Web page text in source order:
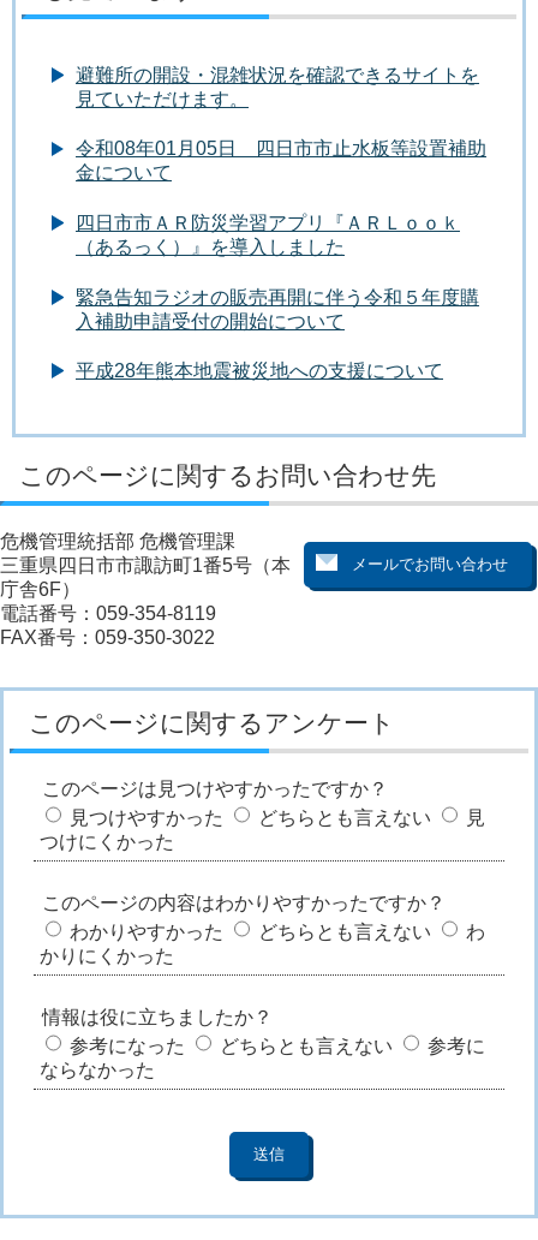
避難所の開設・混雑状況を確認できるサイトを
見ていただけます。
令和08年01月05日 四日市市止水板等設置補助
金について
四日市市ＡＲ防災学習アプリ『ＡＲＬｏｏｋ
（あるっく）』を導入しました
緊急告知ラジオの販売再開に伴う令和５年度購
入補助申請受付の開始について
平成28年熊本地震被災地への支援について
このページに関するお問い合わせ先
危機管理統括部 危機管理課
三重県四日市市諏訪町1番5号（本
庁舎6F）
電話番号：059-354-8119
FAX番号：059-350-3022
このページに関するアンケート
このページは見つけやすかったですか？
見つけやすかった
どちらとも言えない
見
つけにくかった
このページの内容はわかりやすかったですか？
わかりやすかった
どちらとも言えない
わ
かりにくかった
情報は役に立ちましたか？
参考になった
どちらとも言えない
参考に
ならなかった